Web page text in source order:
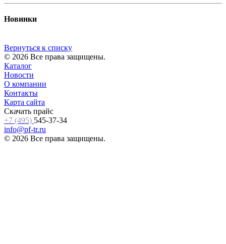
Новинки
Вернуться к списку
© 2026 Все права защищены.
Каталог
Новости
О компании
Контакты
Карта сайта
Скачать прайс
+7 (495) 545-37-34
info@pf-tr.ru
© 2026 Все права защищены.